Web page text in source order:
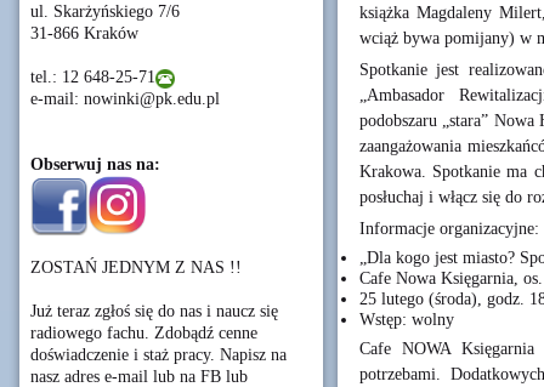
ul. Skarżyńskiego 7/6
31-866 Kraków
tel.: 12 648-25-71
e-mail: nowinki@pk.edu.pl
Obserwuj nas na:
ZOSTAŃ JEDNYM Z NAS !!
Już teraz zgłoś się do nas i naucz się
radiowego fachu. Zdobądź cenne
doświadczenie i staż pracy. Napisz na
nasz adres e-mail lub na FB lub
książka Magdaleny
wciąż bywa pomijany) w
Spotkanie jest
„Ambasador
podobszaru „stara”
zaangażowania
Krakowa. Spotkanie ma
posłuchaj i włącz się do
Informacje organizacyjne:
„Dla kogo jest miasto?
Cafe Nowa Księgarnia,
25 lutego (środa), godz.
Wstęp: wolny
Cafe NOWA
potrzebami.